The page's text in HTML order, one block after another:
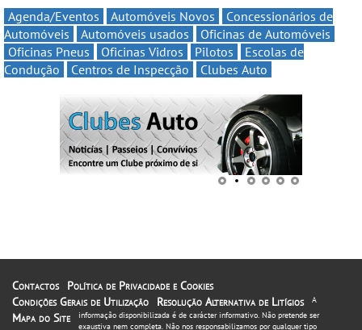
Agenda/Eventos Automóveis Novos
Concessionários de
Automóveis
Automóveis usados
Oficinas de Automóveis
Oficinas Pneus
Oficinas Vidros Pilotos
Escolas de
Condução
Centros de Inspecção Clubes Auto
Contactos
Política de Privacidade e Cookies
Condições Gerais de Utilização
Resolução Alternativa de Litígios
Mapa do Site
A
informação disponibilizada é de carácter informativo. Não pretende ser
exaustiva nem completa. Não nos responsabilizamos por qualquer tipo